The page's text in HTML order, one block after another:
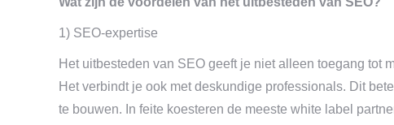
1) SEO-expertise
Het uitbesteden van SEO geeft je niet alleen toegang tot
Het verbindt je ook met deskundige professionals. Dit
te bouwen. In feite koesteren de meeste white label